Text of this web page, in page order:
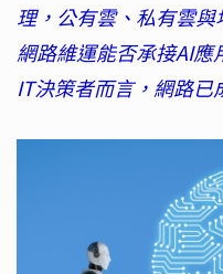
理，公有雲、私有雲
網路維運能否承接AI
IT決策者而言，網路已